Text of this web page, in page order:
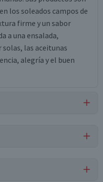
los soleados campos de
firme y un sabor
a una ensalada,
las aceitunas
alegría y el buen
acidulante ácido